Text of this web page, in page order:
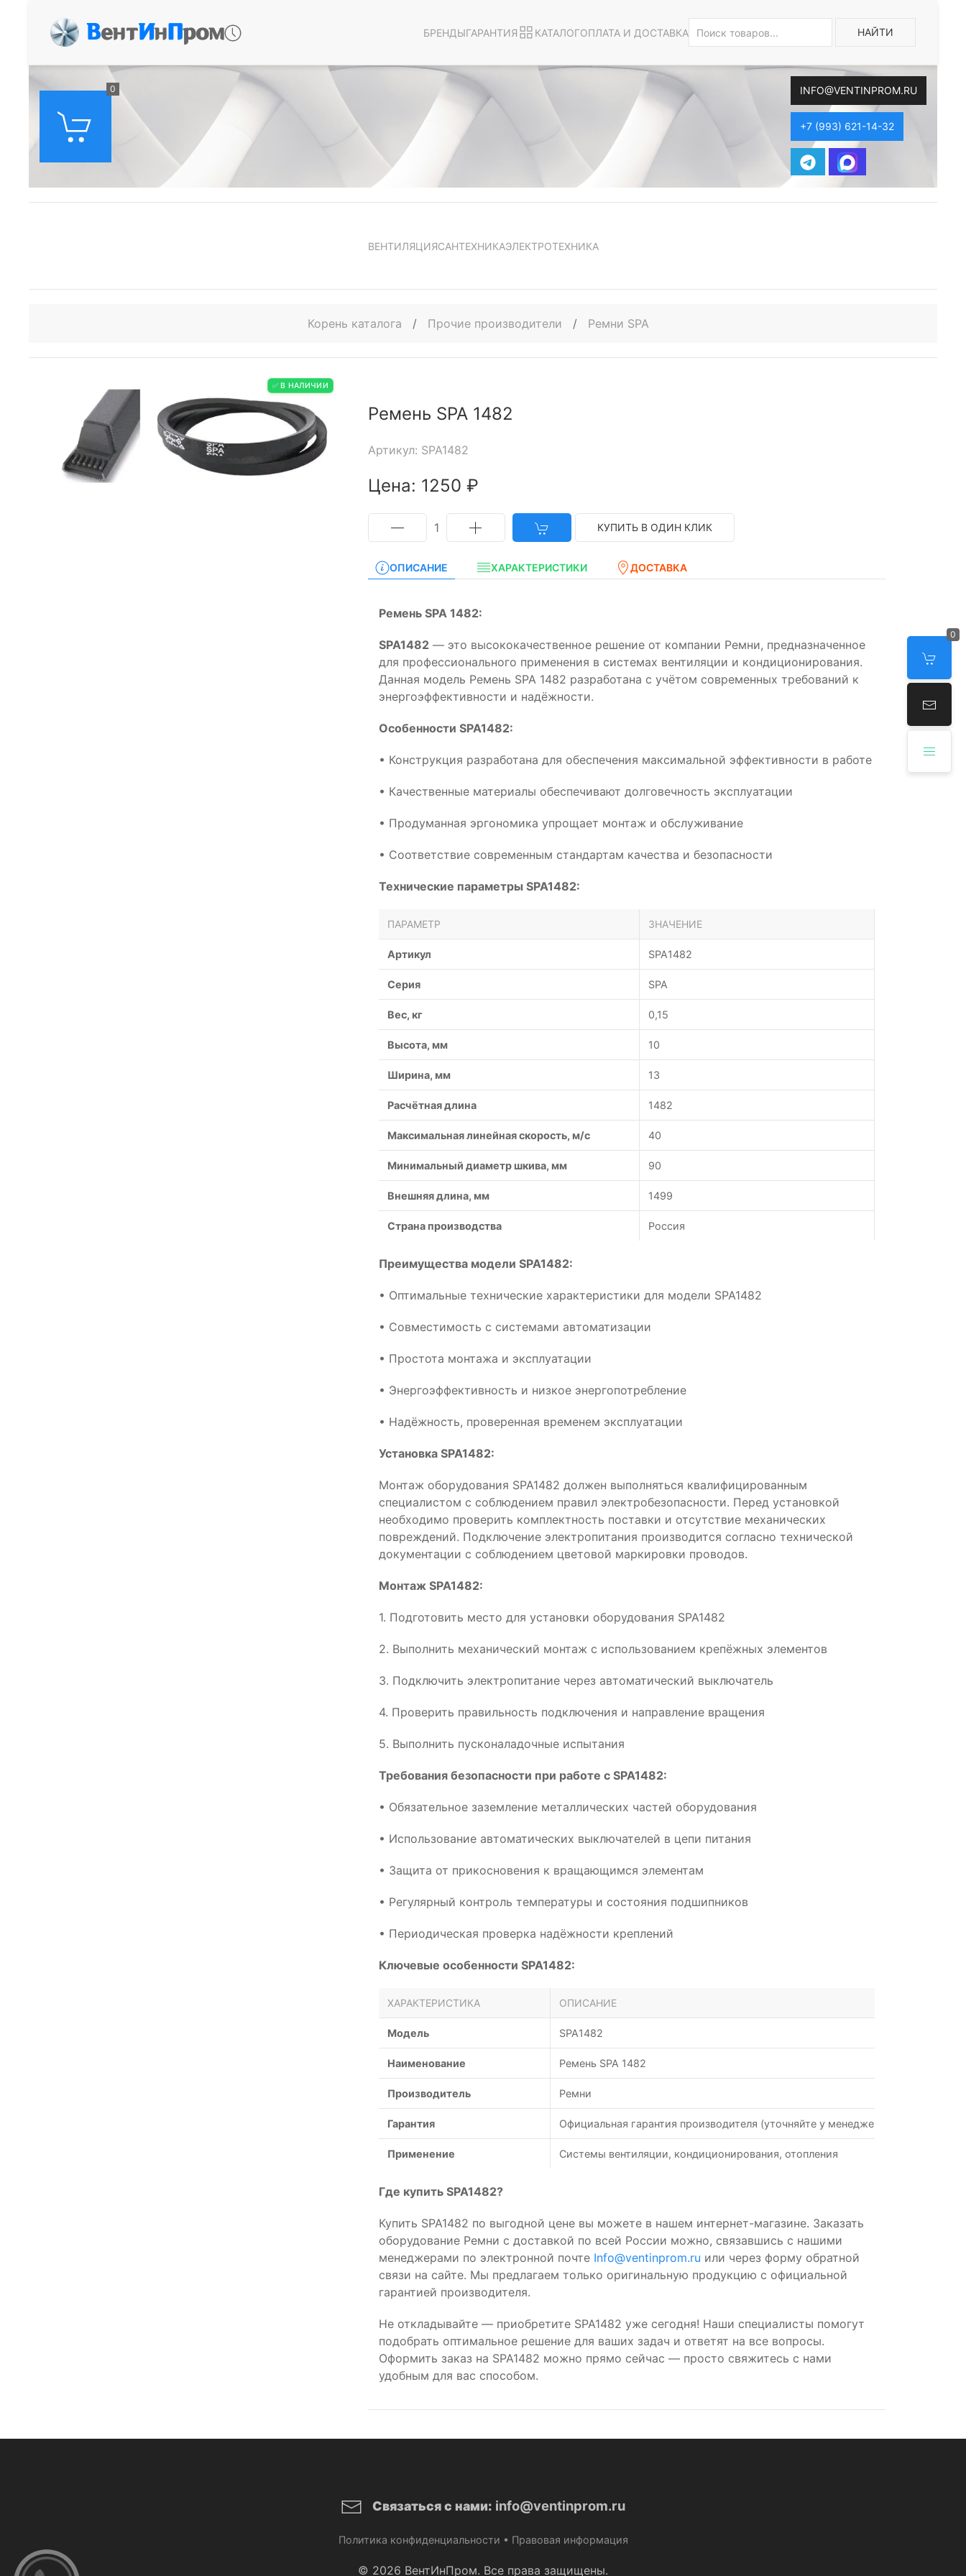
ВентИнПром БРЕНДЫГАРАНТИЯ КАТАЛОГОПЛАТА И ДОСТАВКА НАЙТИ
0 INFO@VENTINPROM.RU
+7 (993) 621-14-32
0
ВЕНТИЛЯЦИЯСАНТЕХНИКАЭЛЕКТРОТЕХНИКА
Корень каталога / Прочие производители / Ремни SPA
✅ В НАЛИЧИИ
Ремень SPA 1482
Артикул: SPA1482
Цена: 1250 ₽
1 КУПИТЬ В ОДИН КЛИК
ОПИСАНИЕ ХАРАКТЕРИСТИКИ ДОСТАВКА
Ремень SPA 1482:
SPA1482 — это высококачественное решение от компании Ремни, предназначенное
для профессионального применения в системах вентиляции и кондиционирования.
Данная модель Ремень SPA 1482 разработана с учётом современных требований к
энергоэффективности и надёжности.
Особенности SPA1482:
• Конструкция разработана для обеспечения максимальной эффективности в работе
• Качественные материалы обеспечивают долговечность эксплуатации
• Продуманная эргономика упрощает монтаж и обслуживание
• Соответствие современным стандартам качества и безопасности
Технические параметры SPA1482:
ПАРАМЕТР ЗНАЧЕНИЕ
Артикул SPA1482
Серия SPA
Вес, кг 0,15
Высота, мм 10
Ширина, мм 13
Расчётная длина 1482
Максимальная линейная скорость, м/с 40
Минимальный диаметр шкива, мм 90
Внешняя длина, мм 1499
Страна производства Россия
Преимущества модели SPA1482:
• Оптимальные технические характеристики для модели SPA1482
• Совместимость с системами автоматизации
• Простота монтажа и эксплуатации
• Энергоэффективность и низкое энергопотребление
• Надёжность, проверенная временем эксплуатации
Установка SPA1482:
Монтаж оборудования SPA1482 должен выполняться квалифицированным
специалистом с соблюдением правил электробезопасности. Перед установкой
необходимо проверить комплектность поставки и отсутствие механических
повреждений. Подключение электропитания производится согласно технической
документации с соблюдением цветовой маркировки проводов.
Монтаж SPA1482:
1. Подготовить место для установки оборудования SPA1482
2. Выполнить механический монтаж с использованием крепёжных элементов
3. Подключить электропитание через автоматический выключатель
4. Проверить правильность подключения и направление вращения
5. Выполнить пусконаладочные испытания
Требования безопасности при работе с SPA1482:
• Обязательное заземление металлических частей оборудования
• Использование автоматических выключателей в цепи питания
• Защита от прикосновения к вращающимся элементам
• Регулярный контроль температуры и состояния подшипников
• Периодическая проверка надёжности креплений
Ключевые особенности SPA1482:
ХАРАКТЕРИСТИКА ОПИСАНИЕ
Модель SPA1482
Наименование Ремень SPA 1482
Производитель Ремни
Гарантия Официальная гарантия производителя (уточняйте у менеджеров)
Применение Системы вентиляции, кондиционирования, отопления
Где купить SPA1482?
Купить SPA1482 по выгодной цене вы можете в нашем интернет-магазине. Заказать
оборудование Ремни с доставкой по всей России можно, связавшись с нашими
менеджерами по электронной почте Info@ventinprom.ru или через форму обратной
связи на сайте. Мы предлагаем только оригинальную продукцию с официальной
гарантией производителя.
Не откладывайте — приобретите SPA1482 уже сегодня! Наши специалисты помогут
подобрать оптимальное решение для ваших задач и ответят на все вопросы.
Оформить заказ на SPA1482 можно прямо сейчас — просто свяжитесь с нами
удобным для вас способом.
Связаться с нами: info@ventinprom.ru
Политика конфиденциальности • Правовая информация
© 2026 ВентИнПром. Все права защищены.